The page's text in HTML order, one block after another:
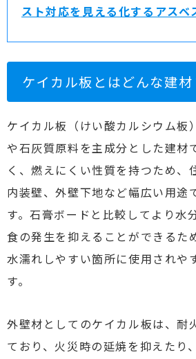
スト対応を見える化するアスベ
ケイカル板とはどんな建材
ケイカル板（けい酸カルシウム板
や石灰質原料を主成分とした建材
く、燃えにくい性質を持つため、
内装壁、外壁下地など幅広い用途
す。石膏ボードと比較してより水
食の発生を抑えることができるた
水濡れしやすい箇所に使用されや
す。
外壁材としてのケイカル板は、耐
ており、火災時の延焼を抑えたり